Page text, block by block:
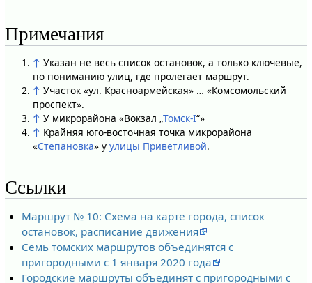
Примечания
↑ Указан не весь список остановок, а только ключевые,
по пониманию улиц, где пролегает маршрут.
↑ Участок «ул. Красноармейская» … «Комсомольский
проспект».
↑ У микрорайона «Вокзал „Томск-I“»
↑ Крайняя юго-восточная точка микрорайона
«Степановка» у улицы Приветливой.
Ссылки
Маршрут № 10: Схема на карте города, список
остановок, расписание движения
Семь томских маршрутов объединятся с
пригородными с 1 января 2020 года
Городские маршруты объединят с пригородными с